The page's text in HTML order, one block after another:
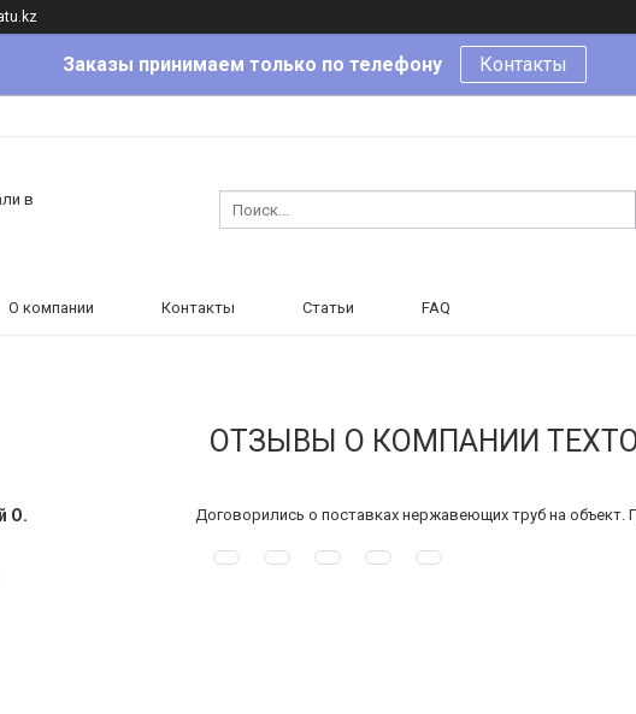
Заказы принимаем только по телефону Контакты
в
О компании Контакты Статьи FAQ
ОТЗЫВЫ О КОМПАНИИ
О. Договорились о поставках нержавеющих труб на объект.